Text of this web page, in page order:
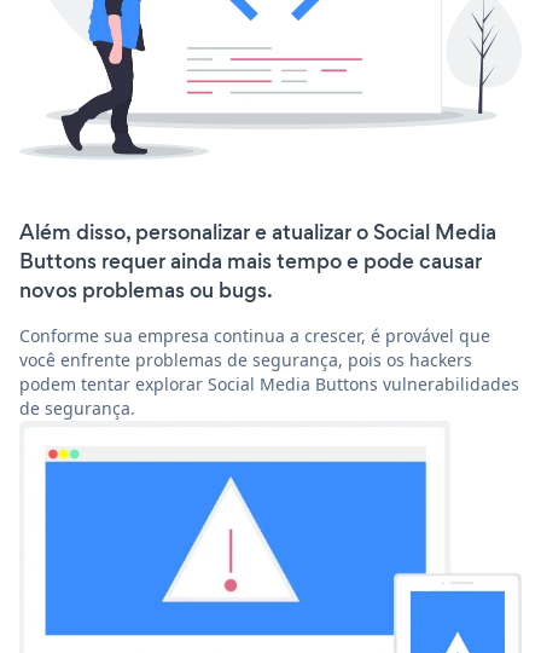
Além disso, personalizar e atualizar o Social Media
Buttons requer ainda mais tempo e pode causar
novos problemas ou bugs.
Conforme sua empresa continua a crescer, é provável que
você enfrente problemas de segurança, pois os hackers
podem tentar explorar Social Media Buttons vulnerabilidades
de segurança.